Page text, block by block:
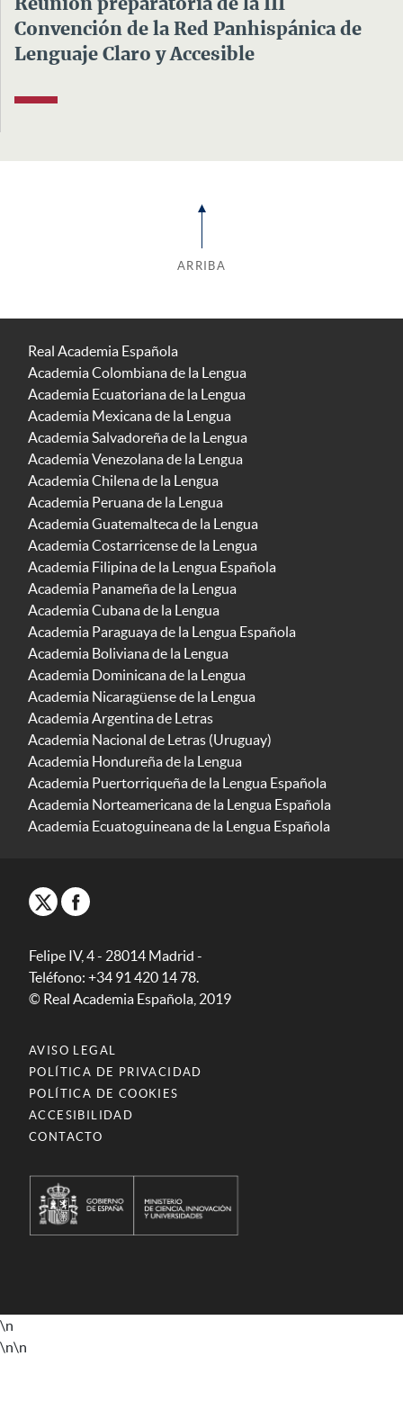
Reunión preparatoria de la III
Convención de la Red Panhispánica de
Lenguaje Claro y Accesible
ARRIBA
Real Academia Española
Academia Colombiana de la Lengua
Academia Ecuatoriana de la Lengua
Academia Mexicana de la Lengua
Academia Salvadoreña de la Lengua
Academia Venezolana de la Lengua
Academia Chilena de la Lengua
Academia Peruana de la Lengua
Academia Guatemalteca de la Lengua
Academia Costarricense de la Lengua
Academia Filipina de la Lengua Española
Academia Panameña de la Lengua
Academia Cubana de la Lengua
Academia Paraguaya de la Lengua Española
Academia Boliviana de la Lengua
Academia Dominicana de la Lengua
Academia Nicaragüense de la Lengua
Academia Argentina de Letras
Academia Nacional de Letras (Uruguay)
Academia Hondureña de la Lengua
Academia Puertorriqueña de la Lengua Española
Academia Norteamericana de la Lengua Española
Academia Ecuatoguineana de la Lengua Española
Felipe IV, 4 - 28014 Madrid -
Teléfono: +34 91 420 14 78.
© Real Academia Española, 2019
AVISO LEGAL
POLÍTICA DE PRIVACIDAD
POLÍTICA DE COOKIES
ACCESIBILIDAD
CONTACTO
\n
\n\n